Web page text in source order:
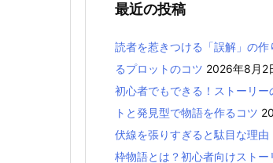
最近の投稿
読者を惹きつける「誤解」の
るプロットのコツ 2026年8月2
初心者でもできる！ストーリ
トと発見型で物語を作るコツ
伏線を張りすぎると駄目な理由
枠物語とは？初心者向けスト